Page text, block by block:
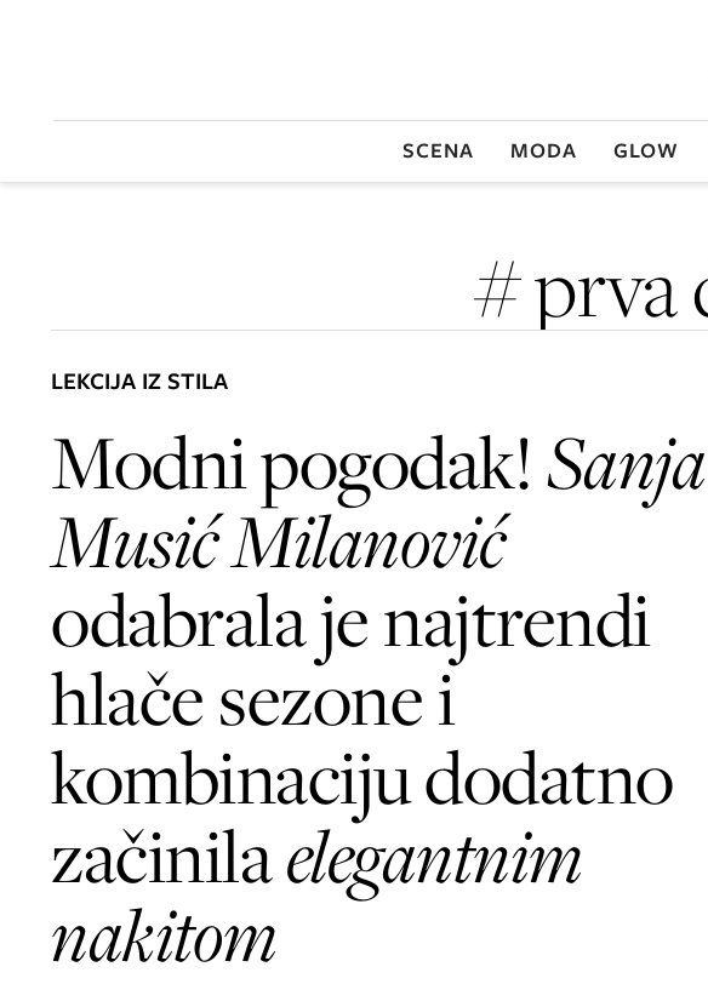
SCENA MODA GLOW
# prva
LEKCIJA IZ STILA
Modni pogodak!Sanja
Musić Milanović
odabrala je najtrendi
hlače sezone i
kombinaciju dodatno
začinilaelegantnim
nakitom